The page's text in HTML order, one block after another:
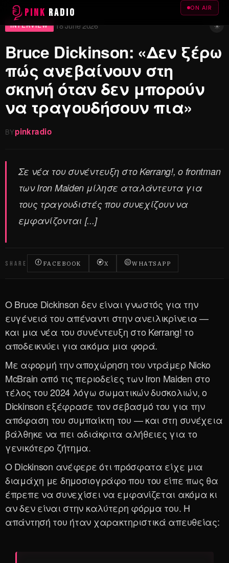
PINK RADIO ON AIR
INTERVIEW ·18 June 2026 ☀
Bruce Dickinson: «Δεν ξέρω
πώς ανεβαίνουν στη
σκηνή όταν δεν μπορούν
να τραγουδήσουν πια»
BYpinkradio
Σε νέα του συνέντευξη στο Kerrang!, ο frontman
των Iron Maiden μίλησε αταλάντευτα για
τους τραγουδιστές που συνεχίζουν να
εμφανίζονται [...]
SHARE FACEBOOK X WHATSAPP
Ο Bruce Dickinson δεν είναι γνωστός για την
ευγένειά του απέναντι στην ανειλικρίνεια —
και μια νέα του συνέντευξη στο Kerrang! το
αποδεικνύει για ακόμα μια φορά.
Με αφορμή την αποχώρηση του ντράμερ Nicko
McBrain από τις περιοδείες των Iron Maiden στο
τέλος του 2024 λόγω σωματικών δυσκολιών, ο
Dickinson εξέφρασε τον σεβασμό του για την
απόφαση του συμπαίκτη του — και στη συνέχεια
βάλθηκε να πει αδιάκριτα αλήθειες για το
γενικότερο ζήτημα.
Ο Dickinson ανέφερε ότι πρόσφατα είχε μια
διαμάχη με δημοσιογράφο που του είπε πως θα
έπρεπε να συνεχίσει να εμφανίζεται ακόμα κι
αν δεν είναι στην καλύτερη φόρμα του. Η
απάντησή του ήταν χαρακτηριστικά απευθείας: